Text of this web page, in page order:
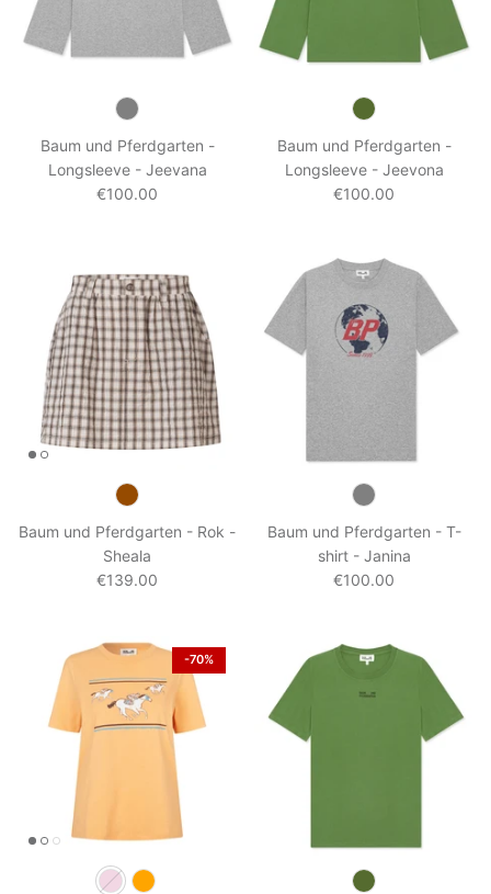
Baum und Pferdgarten -
Longsleeve - Jeevana
€100.00
Baum und Pferdgarten -
Longsleeve - Jeevona
€100.00
Baum und Pferdgarten - Rok -
Sheala
€139.00
Baum und Pferdgarten - T-
shirt - Janina
€100.00
-70%